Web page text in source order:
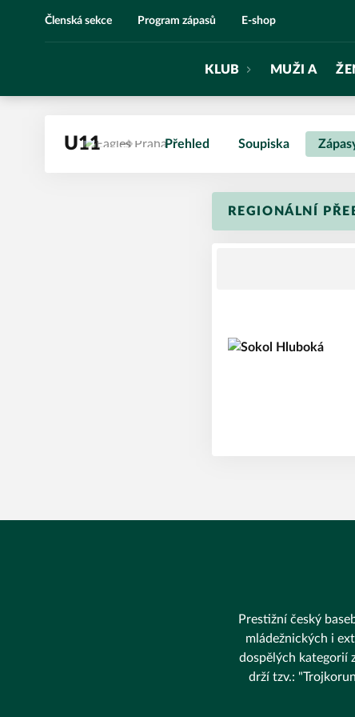
Členská sekce Program zápasů E-shop
KLUB MUŽI A
U11 Přehled Soupiska
REGIONÁLNÍ
Prestižní český
mládežnických i
dospělých kategorií
drží tzv.: